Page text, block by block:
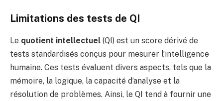
Limitations des tests de QI
Le quotient intellectuel (QI) est un score dérivé de
tests standardisés conçus pour mesurer l’intelligence
humaine. Ces tests évaluent divers aspects, tels que la
mémoire, la logique, la capacité d’analyse et la
résolution de problèmes. Ainsi, le QI tend à fournir une